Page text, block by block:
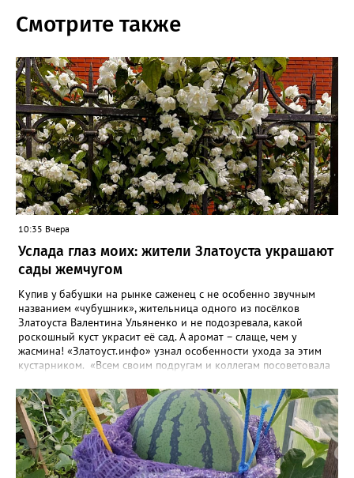
Смотрите также
10:35 Вчера
Услада глаз моих: жители Златоуста украшают
сады жемчугом
Купив у бабушки на рынке саженец с не особенно звучным
названием «чубушник», жительница одного из посёлков
Златоуста Валентина Ульяненко и не подозревала, какой
роскошный куст украсит её сад. А аромат – слаще, чем у
жасмина! «Златоуст.инфо» узнал особенности ухода за этим
кустарником. «Всем своим подругам и коллегам посоветовала
городе всё больше, - рассказала нашему порталу Валентина. – У
меня растёт, на мой взгляд, самый красивый сорт – «Жемчуг».
Моему кусту (на фото) четыре года, достаточно компактный.
Махровые цветки - диаметром шесть сантиметров. Цветёт в
июле не менее трёх недель. Oчень ароматный, что редко
встречается у сортовых особeй. Не бойтесь подстригать - он